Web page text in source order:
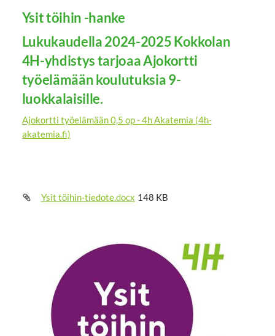
Ysit töihin -hanke
Lukukaudella 2024-2025 Kokkolan
4H-yhdistys tarjoaa Ajokortti
työelämään koulutuksia 9-
luokkalaisille.
Ajokortti työelämään 0,5 op - 4h Akatemia (4h-
akatemia.fi)
Ysit töihin-tiedote.docx 148 KB